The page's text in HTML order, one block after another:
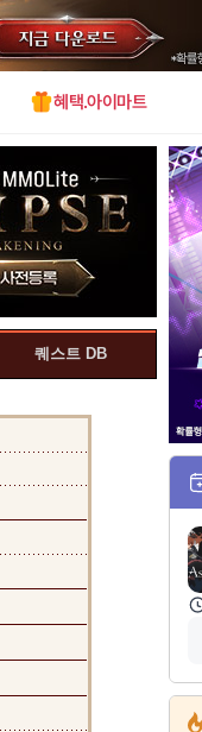
혜택.아이마트
퀘스트 DB